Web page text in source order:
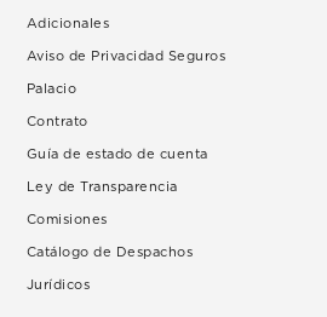
Adicionales
Aviso de Privacidad Seguros
Palacio
Contrato
Guía de estado de cuenta
Ley de Transparencia
Comisiones
Catálogo de Despachos
Jurídicos